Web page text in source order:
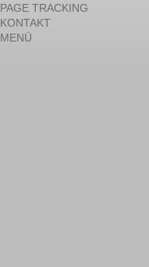
PAGE TRACKING
KONTAKT
MENÜ